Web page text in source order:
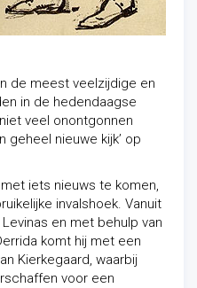
de meest veelzijdige en
in de hedendaagse
veel onontgonnen
geheel nieuwe kijk’ op
iets nieuws te komen,
invalshoek. Vanuit
en met behulp van
komt hij met een
Kierkegaard, waarbij
voor een